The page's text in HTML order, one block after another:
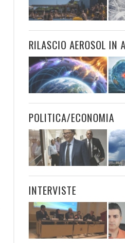
RILASCIO AEROSOL IN
POLITICA/ECONOMIA
INTERVISTE